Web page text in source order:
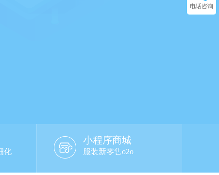
化
小程序商城
服装新零售o2o
电话咨询